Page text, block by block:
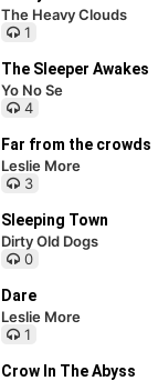
The Heavy Clouds
1
The Sleeper Awakes
Yo No Se
4
Far from the crowds
Leslie More
3
Sleeping Town
Dirty Old Dogs
0
Dare
Leslie More
1
Crow In The Abyss